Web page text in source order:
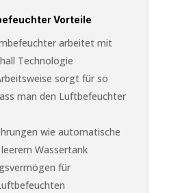
Vorteile
arbeitet mit
Technologie
sorgt für so
man den Luftbefeuchter
wie automatische
Wassertank
für